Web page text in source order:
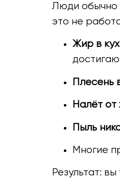
Люди обычно
это не
Жир в
Плесень
Налёт от
Пыль
Многие
Результат: